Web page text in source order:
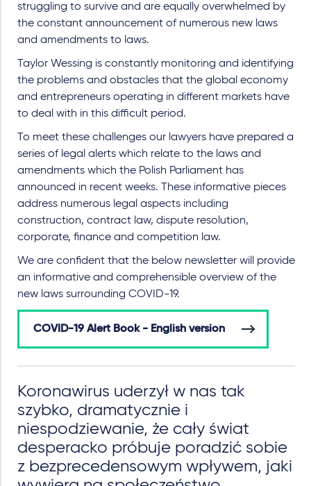
struggling to survive and are equally overwhelmed by
the constant announcement of numerous new laws
and amendments to laws.
Taylor Wessing is constantly monitoring and identifying
the problems and obstacles that the global economy
and entrepreneurs operating in different markets have
to deal with in this difficult period.
To meet these challenges our lawyers have prepared a
series of legal alerts which relate to the laws and
amendments which the Polish Parliament has
announced in recent weeks. These informative pieces
address numerous legal aspects including
construction, contract law, dispute resolution,
corporate, finance and competition law.
We are confident that the below newsletter will provide
an informative and comprehensible overview of the
new laws surrounding COVID-19.
COVID-19 Alert Book - English version
Koronawirus uderzył w nas tak
szybko, dramatycznie i
niespodziewanie, że cały świat
desperacko próbuje poradzić sobie
z bezprecedensowym wpływem, jaki